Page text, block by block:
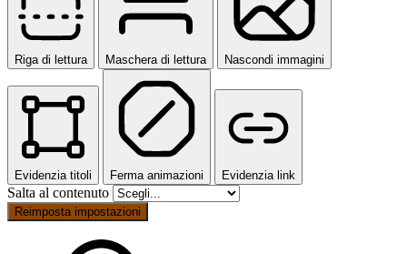
Riga di lettura Maschera di lettura Nascondi immagini
Evidenzia titoli Ferma animazioni Evidenzia link
Salta al contenuto
Reimposta impostazioni